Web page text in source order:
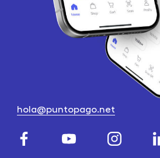
hola@puntopago.net